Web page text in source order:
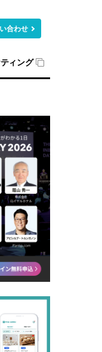
合わせ
ィング